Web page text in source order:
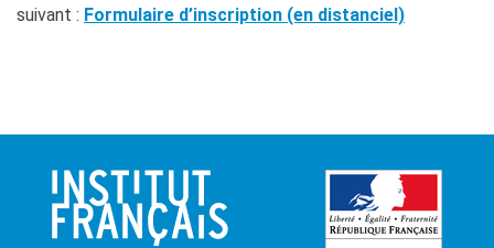
suivant : Formulaire d’inscription (en distanciel)